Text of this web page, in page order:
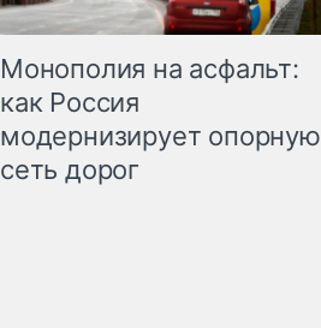
Монополия на асфальт:
как Россия
модернизирует опорную
сеть дорог